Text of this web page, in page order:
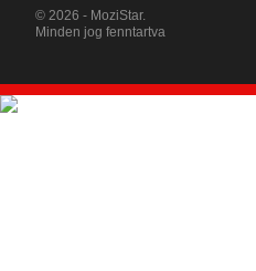
© 2026 - MoziStar.
Minden jog fenntartva